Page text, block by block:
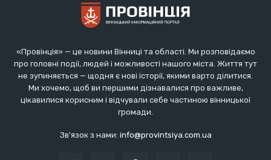
«Провінція» — це новини Вінниці та області. Ми розповідаємо
про головні події, людей і можливості нашого міста. Життя тут
не зупиняється — щодня є нові історії, якими варто ділитися.
Ми хочемо, щоб ви першими дізнавалися про важливе,
цікавилися корисним і відчували себе частиною вінницької
громади.
Зв'язок з нами: info@provintsiya.com.ua